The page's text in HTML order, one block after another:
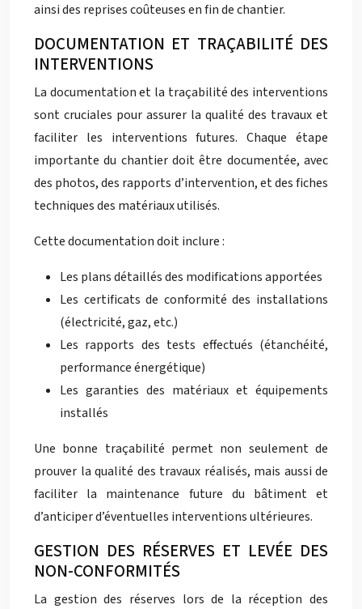
ainsi des reprises coûteuses en fin de chantier.
DOCUMENTATION ET TRAÇABILITÉ DES
INTERVENTIONS
La documentation et la traçabilité des interventions
sont cruciales pour assurer la qualité des travaux et
faciliter les interventions futures. Chaque étape
importante du chantier doit être documentée, avec
des photos, des rapports d’intervention, et des fiches
techniques des matériaux utilisés.
Cette documentation doit inclure :
Les plans détaillés des modifications apportées
Les certificats de conformité des installations
(électricité, gaz, etc.)
Les rapports des tests effectués (étanchéité,
performance énergétique)
Les garanties des matériaux et équipements
installés
Une bonne traçabilité permet non seulement de
prouver la qualité des travaux réalisés, mais aussi de
faciliter la maintenance future du bâtiment et
d’anticiper d’éventuelles interventions ultérieures.
GESTION DES RÉSERVES ET LEVÉE DES
NON-CONFORMITÉS
La gestion des réserves lors de la réception des